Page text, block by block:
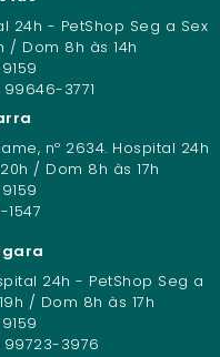
24h - PetShop Seg a Sex
/ Dom 8h às 14h
3771
nº 2634. Hospital 24h
/ Dom 8h às 17h
1547
24h - PetShop Seg a
/ Dom 8h às 17h
3976